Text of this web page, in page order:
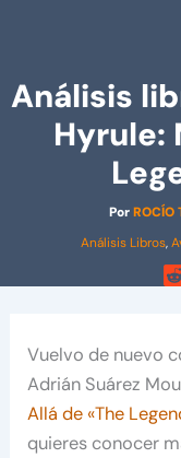
Análisis
Hyrule:
PorROCÍO
Análisis Libros,
Vuelvo de nuevo
Adrián Suárez
Allá de «The
quieres conocer